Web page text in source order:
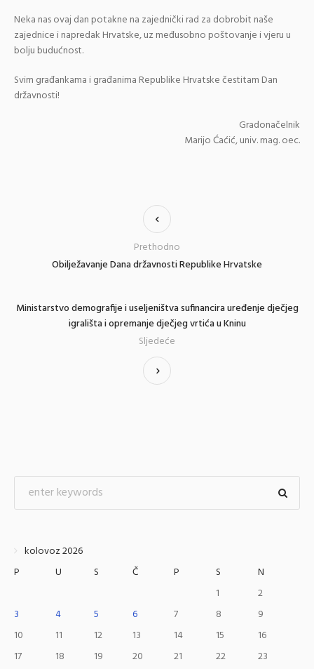
Neka nas ovaj dan potakne na zajednički rad za dobrobit naše
zajednice i napredak Hrvatske, uz međusobno poštovanje i vjeru u
bolju budućnost.
Svim građankama i građanima Republike Hrvatske čestitam Dan
državnosti!
Gradonačelnik
Marijo Ćaćić, univ. mag. oec.
Obilježavanje Dana državnosti Republike Hrvatske
Prethodno
Ministarstvo demografije i useljeništva sufinancira uređenje dječjeg
igrališta i opremanje dječjeg vrtića u Kninu
Sljedeće
kolovoz 2026
P
U S Č P S
N
1
2
3
4 5 6 7 8
9
10
11 12 13 14 15
16
17
18 19 20 21 22
23